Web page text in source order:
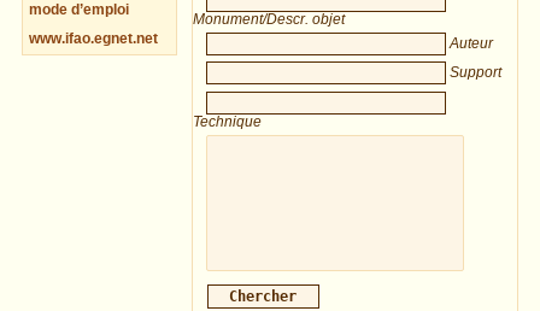
mode d’emploi
www.ifao.egnet.net
Monument/Descr. objet
Auteur
Support
Technique